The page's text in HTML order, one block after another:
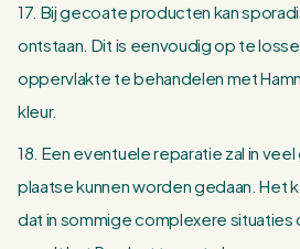
17. Bij gecoate producten kan
ontstaan. Dit is eenvoudig op te
oppervlakte te behandelen met
kleur.
18. Een eventuele reparatie zal in
plaatse kunnen worden gedaan. Het
dat in sommige complexere situaties